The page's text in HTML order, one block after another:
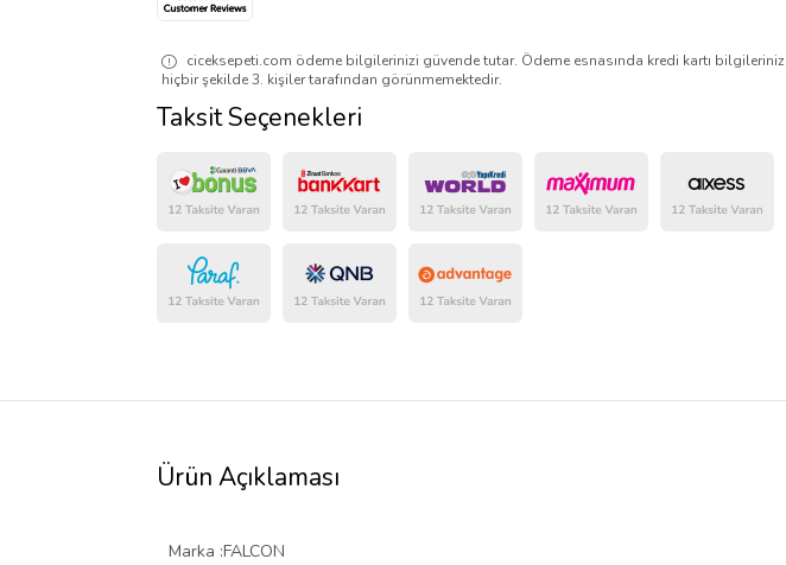
ciceksepeti.com ödeme bilgilerinizi güvende tutar. Ödeme esnasında kredi kartı bilgileriniz
hiçbir şekilde 3. kişiler tarafından görünmemektedir.
Taksit Seçenekleri
Ürün Açıklaması
Marka :FALCON